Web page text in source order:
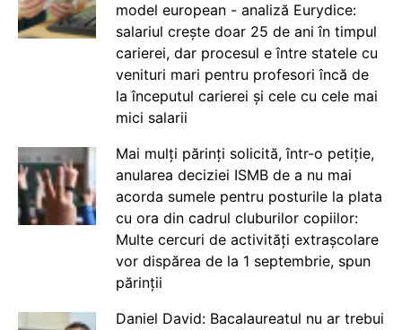
model european - analiză Eurydice:
salariul crește doar 25 de ani în timpul
carierei, dar procesul e între statele cu
venituri mari pentru profesori încă de
la începutul carierei și cele cu cele mai
mici salarii
Mai mulți părinți solicită, într-o petiție,
anularea deciziei ISMB de a nu mai
acorda sumele pentru posturile la plata
cu ora din cadrul cluburilor copiilor:
Multe cercuri de activități extrașcolare
vor dispărea de la 1 septembrie, spun
părinții
Daniel David: Bacalaureatul nu ar trebui